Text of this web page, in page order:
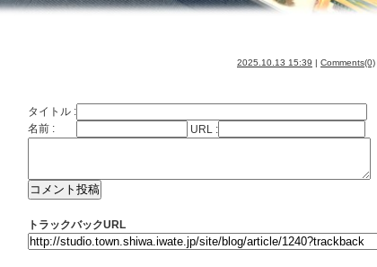
2025.10.13 15:39 | Comments(0)
タイトル :
名前 :
URL :
トラックバックURL